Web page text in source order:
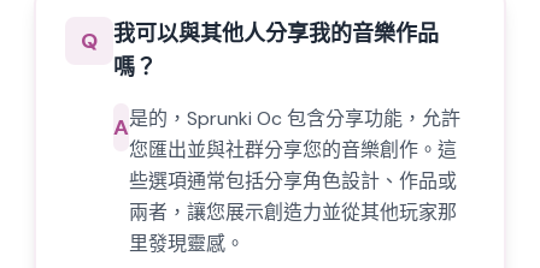
Q 我可以與其他人分享我的音樂作品
嗎？
A是的，Sprunki Oc 包含分享功能，允許
您匯出並與社群分享您的音樂創作。這
些選項通常包括分享角色設計、作品或
兩者，讓您展示創造力並從其他玩家那
里發現靈感。